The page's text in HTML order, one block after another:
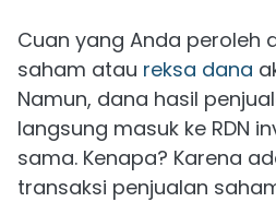
Cuan yang Anda peroleh
saham atau reksa dana
Namun, dana hasil
langsung masuk ke RDN
sama. Kenapa? Karena
transaksi penjualan